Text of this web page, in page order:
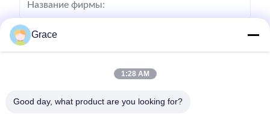
Отправьте
Grace
1:28 AM
Good day, what product are you looking for?